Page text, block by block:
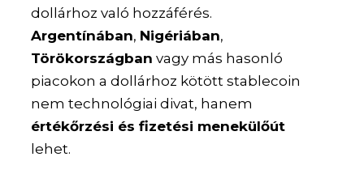
dollárhoz való hozzáférés.
Argentínában, Nigériában,
Törökországban vagy más hasonló
piacokon a dollárhoz kötött stablecoin
nem technológiai divat, hanem
értékőrzési és fizetési menekülőút
lehet.